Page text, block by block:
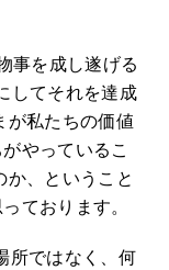
事を成し遂げる
してそれを達成
が私たちの価値
やっているこ
か、ということ
ております。
所ではなく、何